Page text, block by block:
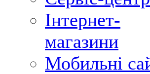
Інтернет-
магазини
Мобильні